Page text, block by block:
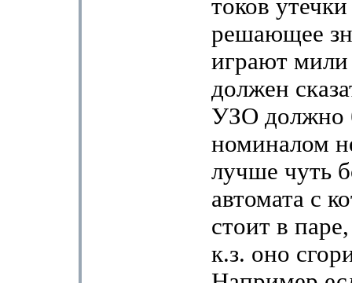
токов
решающее
играют
должен
УЗО должно
номиналом
лучше чуть
автомата с
стоит в
к.з. оно